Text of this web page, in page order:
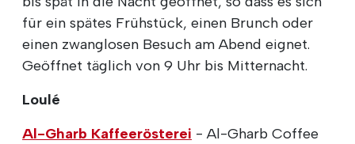
für ein spätes Frühstück, einen Brunch oder
einen zwanglosen Besuch am Abend eignet.
Geöffnet täglich von 9 Uhr bis Mitternacht.
Loulé
Al-Gharb Kaffeerösterei - Al-Gharb Coffee